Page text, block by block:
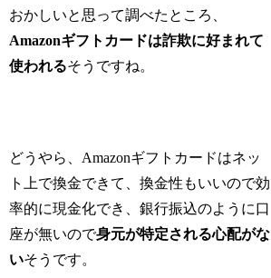
おかしいと思って調べたところ、
Amazonギフトカードは詐欺に好まれて
使われるそうですね。
どうやら、Amazonギフトカードはネッ
ト上で換金できて、換金性もいいので効
率的に現金化でき、銀行振込のように口
座が無いので身元が特定される心配がな
いそうです。